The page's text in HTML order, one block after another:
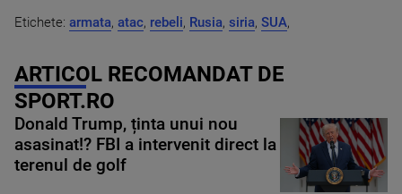
Etichete: armata, atac, rebeli, Rusia, siria, SUA,
ARTICOL RECOMANDAT DE
SPORT.RO
Donald Trump, ținta unui nou
asasinat!? FBI a intervenit direct la
terenul de golf